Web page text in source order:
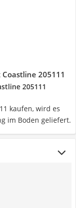
205111
205111
kaufen, wird es
im Boden geliefert.